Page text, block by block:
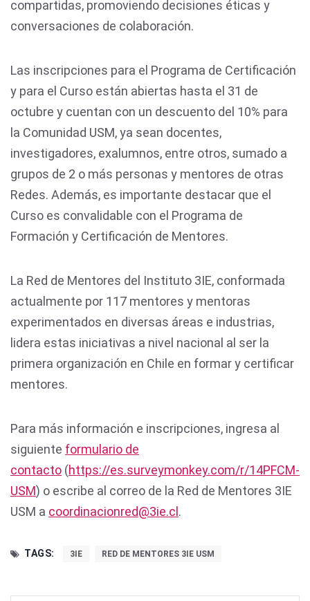
compartidas, promoviendo decisiones éticas y
conversaciones de colaboración.
Las inscripciones para el Programa de Certificación
y para el Curso están abiertas hasta el 31 de
octubre y cuentan con un descuento del 10% para
la Comunidad USM, ya sean docentes,
investigadores, exalumnos, entre otros, sumado a
grupos de 2 o más personas y mentores de otras
Redes. Además, es importante destacar que el
Curso es convalidable con el Programa de
Formación y Certificación de Mentores.
La Red de Mentores del Instituto 3IE, conformada
actualmente por 117 mentores y mentoras
experimentados en diversas áreas e industrias,
lidera estas iniciativas a nivel nacional al ser la
primera organización en Chile en formar y certificar
mentores.
Para más información e inscripciones, ingresa al
siguiente formulario de
contacto (https://es.surveymonkey.com/r/14PFCM-
USM) o escribe al correo de la Red de Mentores 3IE
USM a coordinacionred@3ie.cl .
TAGS: 3IE RED DE MENTORES 3IE USM